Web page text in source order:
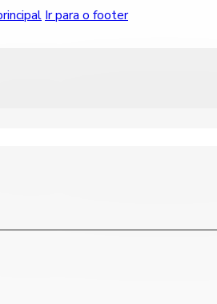
Ir para o footer